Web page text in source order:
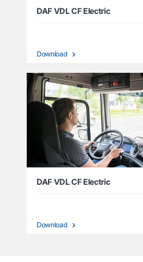
DAF VDL CF Electric
Download
DAF VDL CF Electric
Download